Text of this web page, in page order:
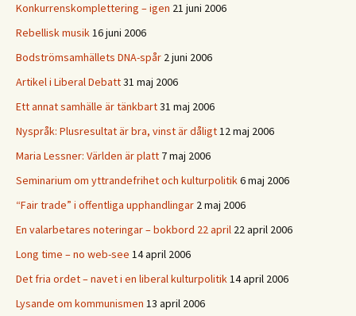
Konkurrenskomplettering – igen 21 juni 2006
Rebellisk musik16 juni 2006
Bodströmsamhällets DNA-spår 2 juni 2006
Artikel i Liberal Debatt31 maj 2006
Ett annat samhälle är tänkbart31 maj 2006
Nyspråk: Plusresultat är bra, vinst är dåligt12 maj 2006
Maria Lessner: Världen är platt 7 maj 2006
Seminarium om yttrandefrihet och kulturpolitik6 maj 2006
“Fair trade” i offentliga upphandlingar 2 maj 2006
En valarbetares noteringar – bokbord 22 april 22 april 2006
Long time – no web-see 14 april 2006
Det fria ordet – navet i en liberal kulturpolitik14 april 2006
Lysande om kommunismen 13 april 2006